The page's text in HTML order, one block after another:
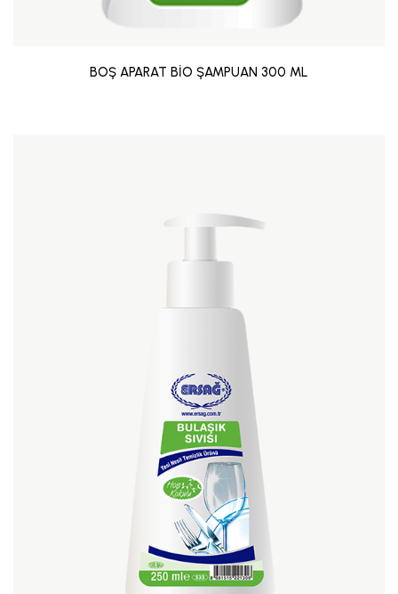
BOŞ APARAT BİO ŞAMPUAN 300 ML